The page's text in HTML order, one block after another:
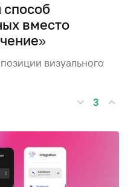
вместо
визуального
3